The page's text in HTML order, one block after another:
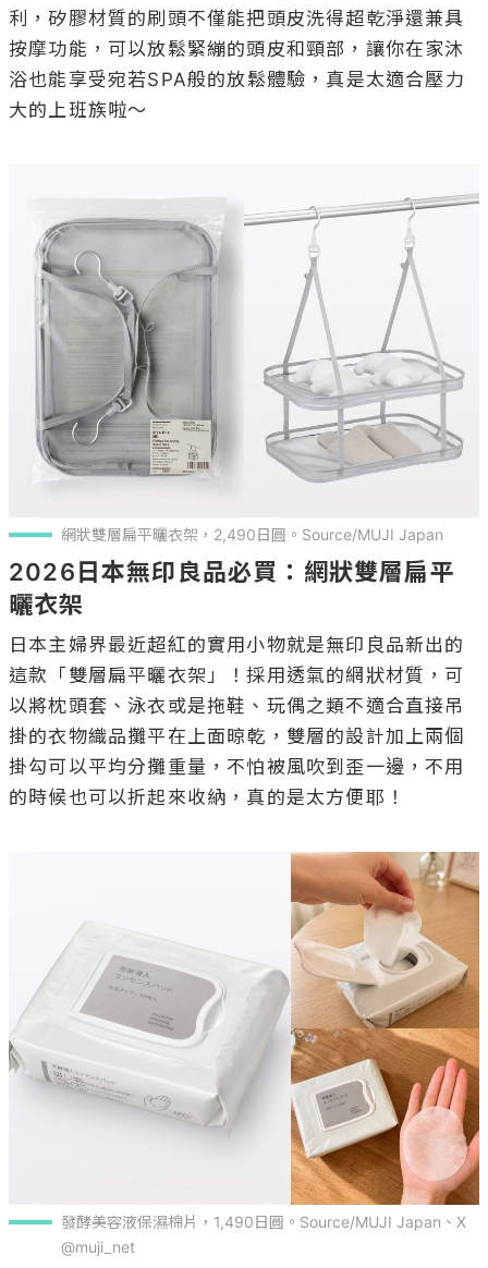
利，矽膠材質的刷頭不僅能把頭皮洗得超乾淨還兼具
按摩功能，可以放鬆緊繃的頭皮和頸部，讓你在家沐
浴也能享受宛若SPA般的放鬆體驗，真是太適合壓力
大的上班族啦～
網狀雙層扁平曬衣架，2,490日圓。Source/MUJI Japan
2026日本無印良品必買：網狀雙層扁平
曬衣架
日本主婦界最近超紅的實用小物就是無印良品新出的
這款「雙層扁平曬衣架」！採用透氣的網狀材質，可
以將枕頭套、泳衣或是拖鞋、玩偶之類不適合直接吊
掛的衣物織品攤平在上面晾乾，雙層的設計加上兩個
掛勾可以平均分攤重量，不怕被風吹到歪一邊，不用
的時候也可以折起來收納，真的是太方便耶！
發酵美容液保濕棉片，1,490日圓。Source/MUJI Japan、X
@muji_net